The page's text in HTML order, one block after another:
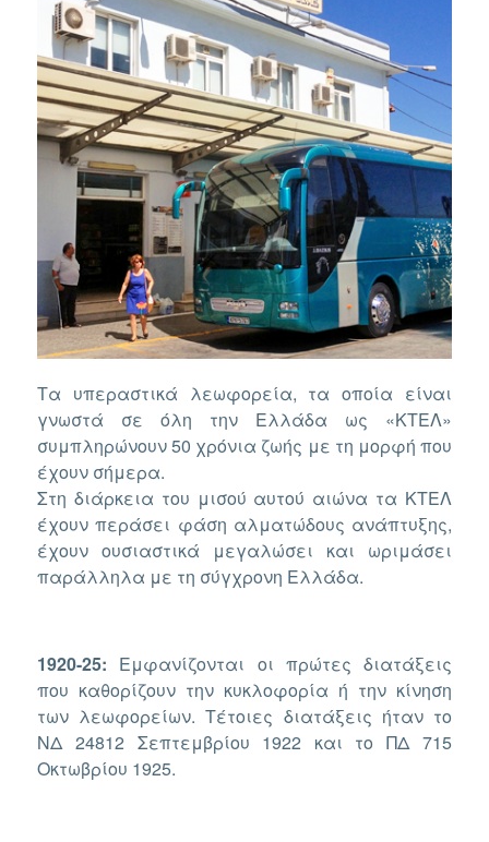
Τα υπεραστικά λεωφορεία, τα οποία είναι
γνωστά σε όλη την Ελλάδα ως «ΚΤΕΛ»
συμπληρώνουν 50 χρόνια ζωής με τη μορφή που
έχουν σήμερα.
Στη διάρκεια του μισού αυτού αιώνα τα ΚΤΕΛ
έχουν περάσει φάση αλματώδους ανάπτυξης,
έχουν ουσιαστικά μεγαλώσει και ωριμάσει
παράλληλα με τη σύγχρονη Ελλάδα.
1920-25: Εμφανίζονται οι πρώτες διατάξεις
που καθορίζουν την κυκλοφορία ή την κίνηση
των λεωφορείων. Τέτοιες διατάξεις ήταν το
ΝΔ 24812 Σεπτεμβρίου 1922 και το ΠΔ 715
Οκτωβρίου 1925.